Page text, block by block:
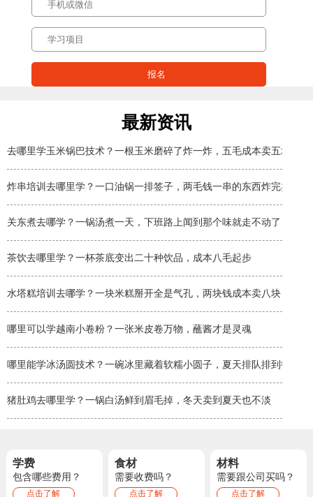
最新资讯
去哪里学玉米锅巴技术？一根玉米磨碎了炸一炸，五毛成本卖五块
炸串培训去哪里学？一口油锅一排签子，两毛钱一串的东西炸完卖两块
关东煮去哪学？一锅汤煮一天，下班路上闻到那个味就走不动了
茶饮去哪里学？一杯茶底变出二十种饮品，成本八毛起步
水塔糕培训去哪学？一块米糕掰开全是气孔，两块钱成本卖八块
哪里可以学越南小卷粉？一张米皮卷万物，蘸酱才是灵魂
哪里能学冰汤圆技术？一碗冰里藏着软糯小圆子，夏天排队排到街角
猪肚鸡去哪里学？一锅白汤鲜到眉毛掉，冬天卖到夏天也不淡
学费
包含哪些费用？
点击了解
食材
需要收费吗？
点击了解
材料
需要跟公司买吗？
点击了解